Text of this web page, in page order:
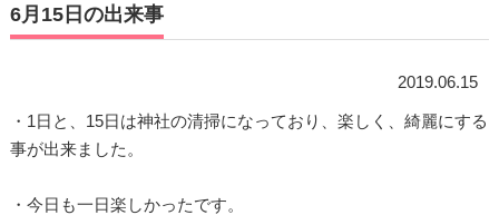
6月15日の出来事
2019.06.15
・1日と、15日は神社の清掃になっており、楽しく、綺麗にする
事が出来ました。
・今日も一日楽しかったです。